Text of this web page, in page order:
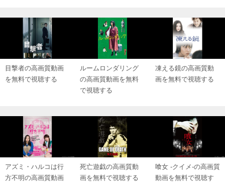
目撃者の高画質動画
を無料で視聴する
ルームロンダリング
の高画質動画を無料
で視聴する
凍える鏡の高画質動
画を無料で視聴する
アズミ・ハルコは行
方不明の高画質動画
死亡遊戯の高画質動
画を無料で視聴する
喰女 ‐クイメ‐の高画質
動画を無料で視聴す